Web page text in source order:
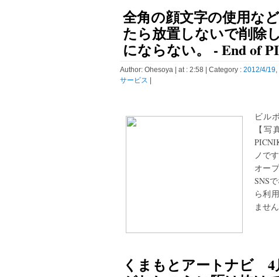
全角の顔文字の使用な
たら放置しないで削除
にならない。 - End of
Author: Ohesoya | at : 2:58 | Category : 2012/4/19
サービス |
ビル
【写
ノで
オー
SNS
ら利
ませ
くまもとアートナビ 4